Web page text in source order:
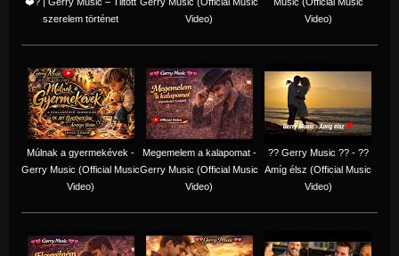
szerelem történet
Video)
Video)
Múlnak a gyermekévek -
Gerry Music (Official Music
Video)
Megemelem a kalapomat -
Gerry Music (Official Music
Video)
?? Gerry Music ?? - ??
Amíg élsz (Official Music
Video)